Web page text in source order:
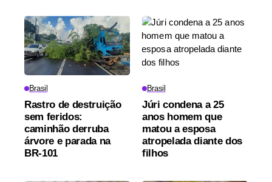
Brasil
Rastro de destruição
sem feridos:
caminhão derruba
árvore e parada na
BR-101
Brasil
Júri condena a 25
anos homem que
matou a esposa
atropelada diante dos
filhos